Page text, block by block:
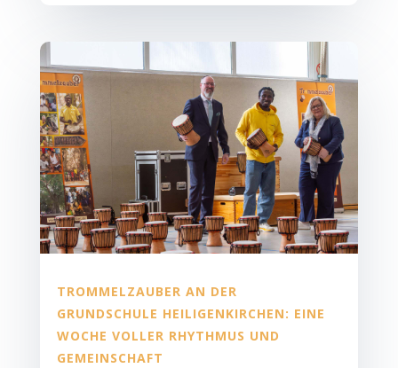
TROMMELZAUBER AN DER
GRUNDSCHULE HEILIGENKIRCHEN: EINE
WOCHE VOLLER RHYTHMUS UND
GEMEINSCHAFT